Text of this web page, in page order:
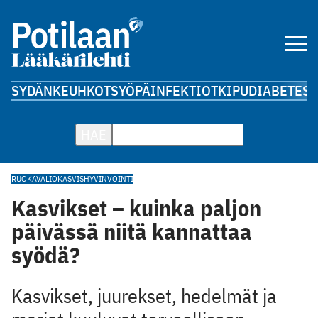
SYDÄNKEUHKOTSYÖPÄINFEKTIOTKIPUDIABETES
RUOKAVALIOKASVISHYVINVOINTI
Kasvikset – kuinka paljon
päivässä niitä kannattaa
syödä?
Kasvikset, juurekset, hedelmät ja